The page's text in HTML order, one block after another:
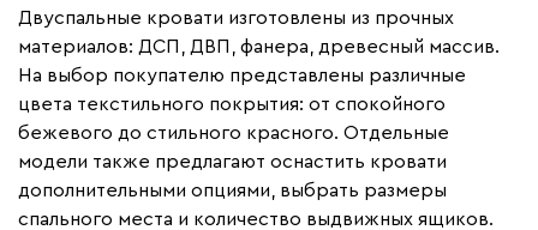
Двуспальные кровати изготовлены из прочных
материалов: ДСП, ДВП, фанера, древесный массив.
На выбор покупателю представлены различные
цвета текстильного покрытия: от спокойного
бежевого до стильного красного. Отдельные
модели также предлагают оснастить кровати
дополнительными опциями, выбрать размеры
спального места и количество выдвижных ящиков.